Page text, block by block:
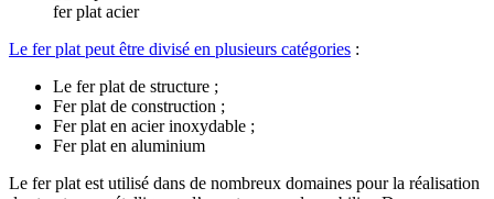
fer plat acier
Le fer plat peut être divisé en plusieurs catégories :
Le fer plat de structure ;
Fer plat de construction ;
Fer plat en acier inoxydable ;
Fer plat en aluminium
Le fer plat est utilisé dans de nombreux domaines pour la réalisation